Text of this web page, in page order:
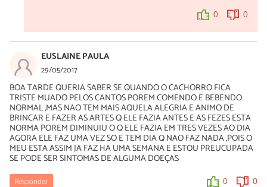
0 0
EUSLAINE PAULA
29/05/2017
BOA TARDE QUERIA SABER SE QUANDO O CACHORRO FICA
TRISTE MUADO PELOS CANTOS POREM COMENDO E BEBENDO
NORMAL ,MAS NAO TEM MAIS AQUELA ALEGRIA E ANIMO DE
BRINCAR E FAZER AS ARTES Q ELE FAZIA ANTES E AS FEZES ESTA
NORMA POREM DIMINUIU O Q ELE FAZIA EM TRES VEZES AO DIA
AGORA ELE FAZ UMA VEZ SO E TEM DIA Q NAO FAZ NADA ,POIS O
MEU ESTA ASSIM JA FAZ HA UMA SEMANA E ESTOU PREUCUPADA
SE PODE SER SINTOMAS DE ALGUMA DOEÇAS
Responder 0 0